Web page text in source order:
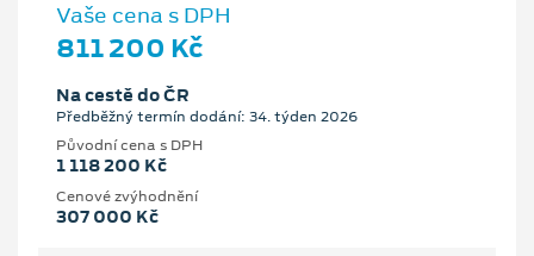
Vaše cena s DPH
811 200 Kč
Na cestě do ČR
Předběžný termín dodání: 34. týden 2026
Původní cena s DPH
1 118 200 Kč
Cenové zvýhodnění
307 000 Kč